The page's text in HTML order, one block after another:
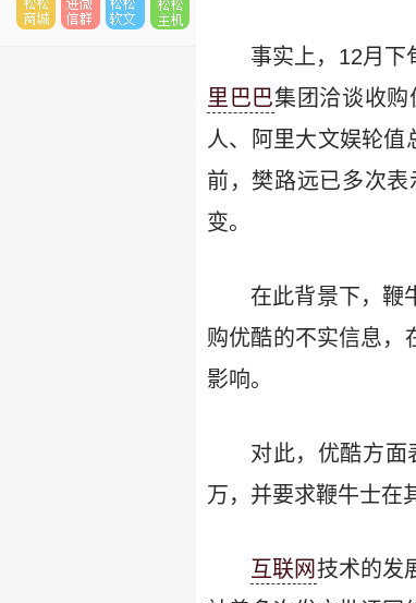
事实上，12月下
里巴巴集团洽谈收购
人、阿里大文娱轮
前，樊路远已多次
变。
在此背景下，鞭
购优酷的不实信息，
影响。
对此，优酷方面
万，并要求鞭牛士在
互联网 技术的发